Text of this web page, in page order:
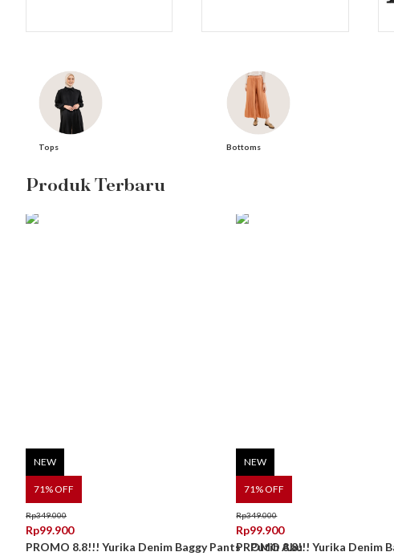
Tops Bottoms
Produk Terbaru
71 % OFF
NEW
Rp349.000
Rp99.900
PROMO 8.8!!! Yurika Denim Baggy Pants - Putih Abu
71 % OFF
NEW
Rp349.000
Rp99.900
PROMO 8.8!!! Yurika Denim